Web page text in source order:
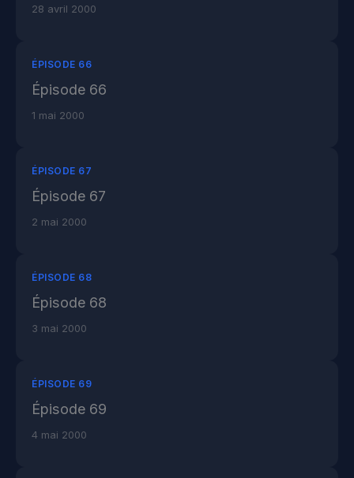
28 avril 2000
ÉPISODE 66
Épisode 66
1 mai 2000
ÉPISODE 67
Épisode 67
2 mai 2000
ÉPISODE 68
Épisode 68
3 mai 2000
ÉPISODE 69
Épisode 69
4 mai 2000